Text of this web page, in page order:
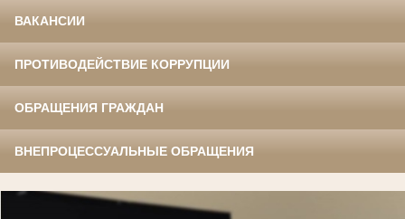
ВАКАНСИИ
ПРОТИВОДЕЙСТВИЕ КОРРУПЦИИ
ОБРАЩЕНИЯ ГРАЖДАН
ВНЕПРОЦЕССУАЛЬНЫЕ ОБРАЩЕНИЯ